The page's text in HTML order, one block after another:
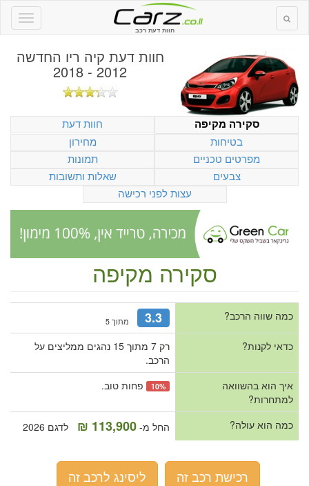
חוות דעת רכב
חוות דעת קיה ריו החדשה
2012 - 2018
סקירה מקיפה
חוות דעת
בטיחות
מחירון
מפרטים טכניים
תמונות
צבעים
שאלות ותשובות
עצות לפני רכישה
סקירה מקיפה
כמה שווה הרכב? 3.3 מתוך 5
כדאי לקנות?
רק 7 מתוך 15 נהגים ממליצים על
הרכב.
איך הוא בהשוואה
למתחרות?
10% פחות טוב.
כמה הוא עולה? החל מ- 113,900 ₪ לדגם 2026
רכישת רכב זה
ליסינג לרכב זה